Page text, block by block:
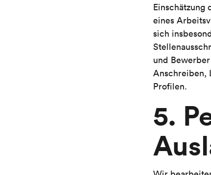
eines
sich
und Bewerber
Anschreiben,
Profilen.
5.